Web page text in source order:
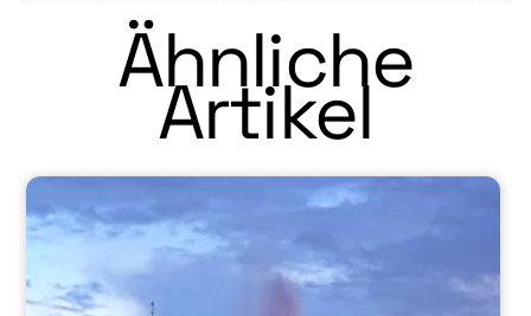
Ähnliche
Artikel